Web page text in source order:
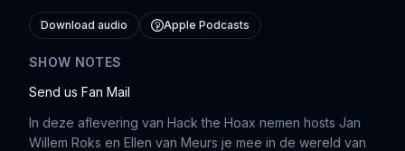
Download audio Apple Podcasts
SHOW NOTES
Send us Fan Mail
In deze aflevering van Hack the Hoax nemen hosts Jan
Willem Roks en Ellen van Meurs je mee in de wereld van